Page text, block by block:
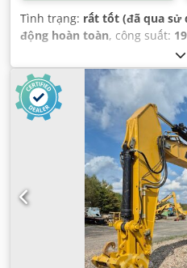
Tình trạng: rất tốt (đã qua sử
động hoàn toàn, công suất:
,
sản xuất:2006, số máy/